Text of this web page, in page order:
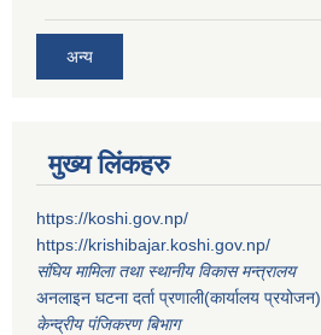
अन्य
मुख्य लिंकहरु
https://koshi.gov.np/
https://krishibajar.koshi.gov.np/
संघिय मामिला तथा स्थानीय विकास मन्त्रालय
अनलाइन घटना दर्ता प्रणाली(कार्यालय प्रयोजन)
केन्द्रीय पंजिकरण बिभाग